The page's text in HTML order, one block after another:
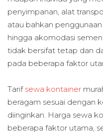
penyimpanan, alat
atau bahkan
hingga akomodasi
tidak bersifat tetap dan
pada beberapa faktor
Tarif sewa kontainer
beragam sesuai dengan
diinginkan. Harga sewa
beberapa faktor utama,